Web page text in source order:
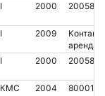
I 2000 2005889
I 2009
Контакт.
аренда
I 2000 2005886
КМС 2004 8000174